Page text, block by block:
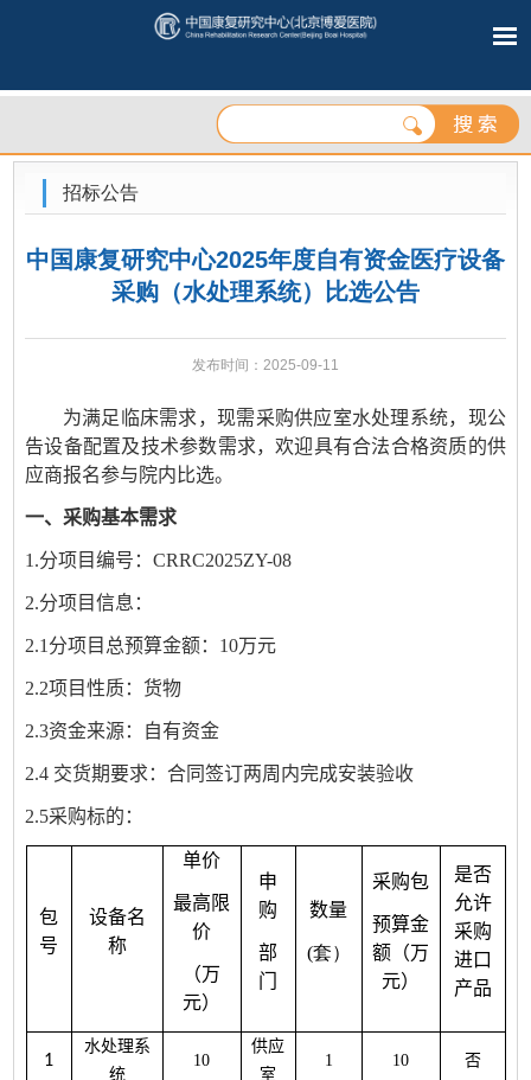
招标公告
中国康复研究中心2025年度自有资金医疗设备
采购（水处理系统）比选公告
发布时间：2025-09-11
为满足临床需求，现需采购供应室水处理系统， 现公
告设备配置及技术参数需求，欢迎具有合法合格资质的供
应商报名参与院内比选。
一、采购基本需求
1.分项目编号：CRRC2025ZY-08
2.分项目信息：
2.1分项目总预算金额：10万元
2.2项目性质：货物
2.3资金来源：自有资金
2.4 交货期要求：合同签订两周内完成安装验收
2.5采购标的：
包
号
设备名
称
单价
最高限
价
（万
元）
申
购
部
门
数量
(套）
采购包
预算金
额（万
元）
是否
允许
采购
进口
产品
1
水处理系
统
10
供应
室
1 10 否